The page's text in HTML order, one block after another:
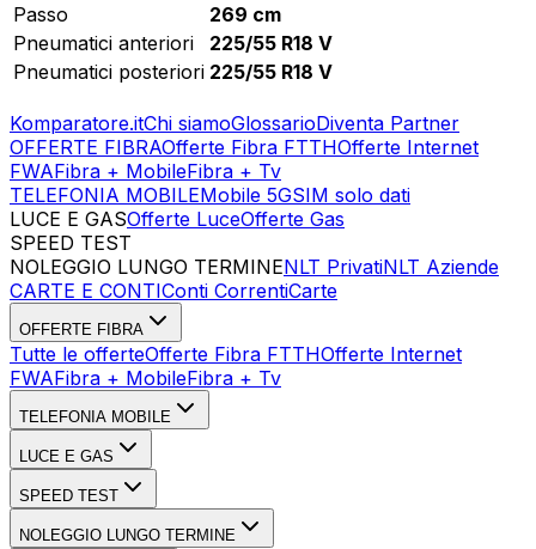
Passo
269 cm
Pneumatici anteriori
225/55 R18 V
Pneumatici posteriori 225/55 R18 V
Komparatore.itChi siamoGlossarioDiventa Partner
OFFERTE FIBRAOfferte Fibra FTTHOfferte Internet
FWAFibra + MobileFibra + Tv
TELEFONIA MOBILEMobile 5GSIM solo dati
LUCE E GASOfferte LuceOfferte Gas
SPEED TEST
NOLEGGIO LUNGO TERMINENLT PrivatiNLT Aziende
CARTE E CONTIConti CorrentiCarte
OFFERTE FIBRA
Tutte le offerteOfferte Fibra FTTHOfferte Internet
FWAFibra + MobileFibra + Tv
TELEFONIA MOBILE
LUCE E GAS
SPEED TEST
NOLEGGIO LUNGO TERMINE